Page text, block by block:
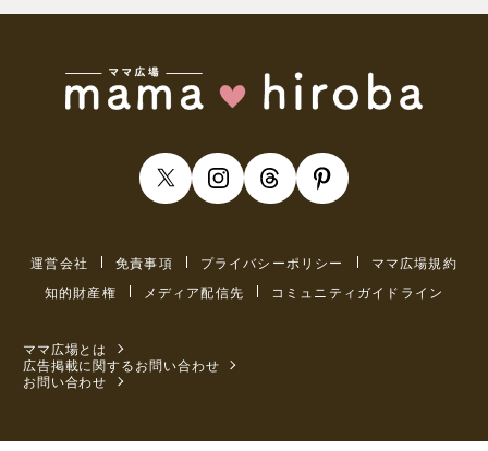
運営会社 免責事項 プライバシーポリシー
ママ広場規約
知的財産権
メディア配信先 コミュニティガイドライン
ママ広場とは
広告掲載に関するお問い合わせ
お問い合わせ